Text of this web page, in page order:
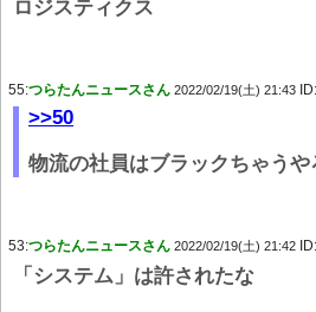
ロジスティクス
55:つらたんニュースさん 2022/02/19(土) 21:43 ID:
>>50
物流の社員はブラックちゃうや
53:つらたんニュースさん 2022/02/19(土) 21:42 ID:
「システム」は許されたな